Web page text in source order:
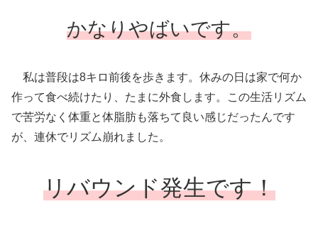
かなりやばいです。
私は普段は8キロ前後を歩きます。休みの日は家で何か
作って食べ続けたり、たまに外食します。この生活リズム
で苦労なく体重と体脂肪も落ちて良い感じだったんです
が、連休でリズム崩れました。
リバウンド発生です！